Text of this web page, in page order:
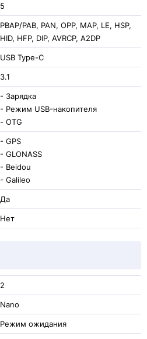
5
PBAP/PAB, PAN, OPP, MAP, LE, HSP,
HID, HFP, DIP, AVRCP, A2DP
USB Type-C
3.1
- Зарядка
- Режим USB-накопителя
- OTG
- GPS
- GLONASS
- Beidou
- Galileo
Да
Нет
2
Nano
Режим ожидания